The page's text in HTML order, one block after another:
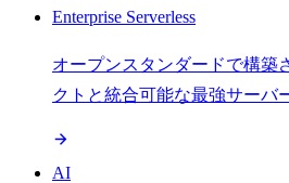
Enterprise Serverless
オープンスタンダードで構築
クトと統合可能な最強サーバ
AI